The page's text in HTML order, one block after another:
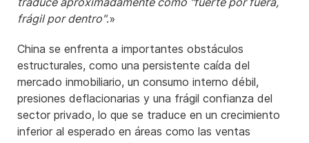
frágil por dentro".»
China se enfrenta a importantes obstáculos
estructurales, como una persistente caída del
mercado inmobiliario, un consumo interno débil,
presiones deflacionarias y una frágil confianza del
sector privado, lo que se traduce en un crecimiento
inferior al esperado en áreas como las ventas